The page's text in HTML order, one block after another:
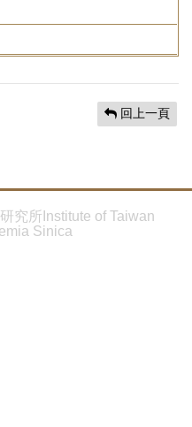
回上一頁
究所Institute of Taiwan
Sinica